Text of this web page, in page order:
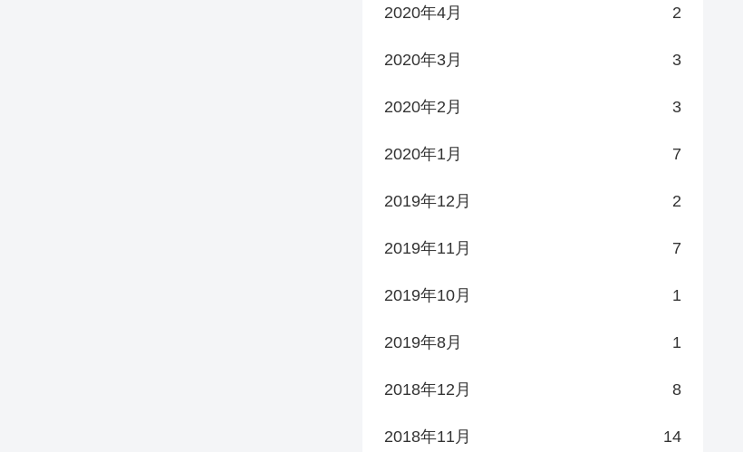
2020年4月 2
2020年3月 3
2020年2月 3
2020年1月 7
2019年12月 2
2019年11月 7
2019年10月 1
2019年8月 1
2018年12月 8
2018年11月 14